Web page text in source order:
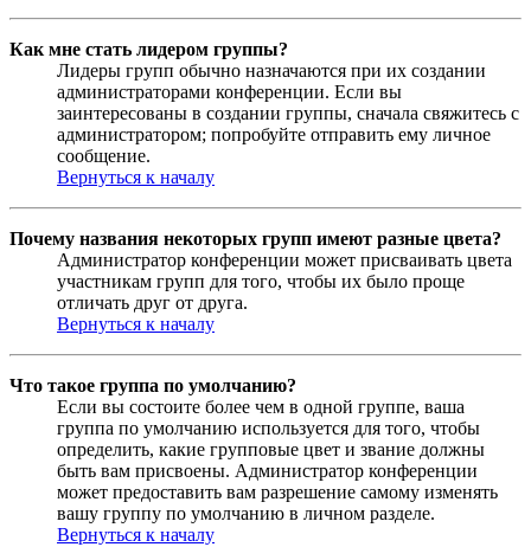
Как мне стать лидером группы?
Лидеры групп обычно назначаются при их создании
администраторами конференции. Если вы
заинтересованы в создании группы, сначала свяжитесь с
администратором; попробуйте отправить ему личное
сообщение.
Вернуться к началу
Почему названия некоторых групп имеют разные цвета?
Администратор конференции может присваивать цвета
участникам групп для того, чтобы их было проще
отличать друг от друга.
Вернуться к началу
Что такое группа по умолчанию?
Если вы состоите более чем в одной группе, ваша
группа по умолчанию используется для того, чтобы
определить, какие групповые цвет и звание должны
быть вам присвоены. Администратор конференции
может предоставить вам разрешение самому изменять
вашу группу по умолчанию в личном разделе.
Вернуться к началу